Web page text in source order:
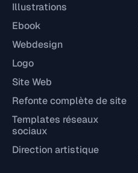
Illustrations
Ebook
Webdesign
Logo
Site Web
Refonte complète de site
Templates réseaux
sociaux
Direction artistique